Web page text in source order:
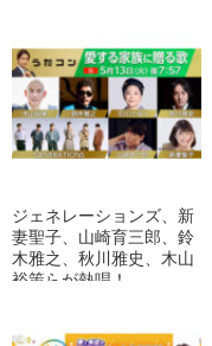
ジェネレーションズ、新
妻聖子、山崎育三郎、鈴
木雅之、秋川雅史、木山
裕策らが熱唱！